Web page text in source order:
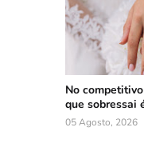
No
que sobressai
05 Agosto, 2026